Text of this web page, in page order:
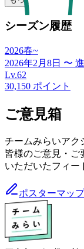
シーズン履歴
2026春~
2026年2月8日 〜
Lv.62
30,150 ポイント
ご意見箱
チームみらいアク
皆様のご意見・ご
いただいたフィー
ポスターマッ